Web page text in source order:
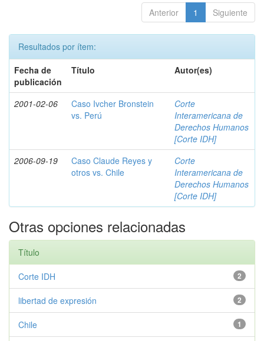
Anterior 1 Siguiente
Resultados por ítem:
Fecha de
publicación
Título Autor(es)
2001-02-06
Caso Ivcher Bronstein
vs. Perú
Corte
Interamericana de
Derechos Humanos
[Corte IDH]
2006-09-19
Caso Claude Reyes y
otros vs. Chile
Corte
Interamericana de
Derechos Humanos
[Corte IDH]
Otras opciones relacionadas
Título
2
Corte IDH
2
libertad de expresión
1
Chile